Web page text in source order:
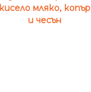
кисело мляко, копър
и чесън